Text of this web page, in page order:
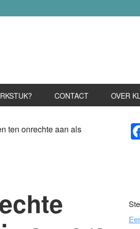
CONTACT OVER
ten onrechte aan als